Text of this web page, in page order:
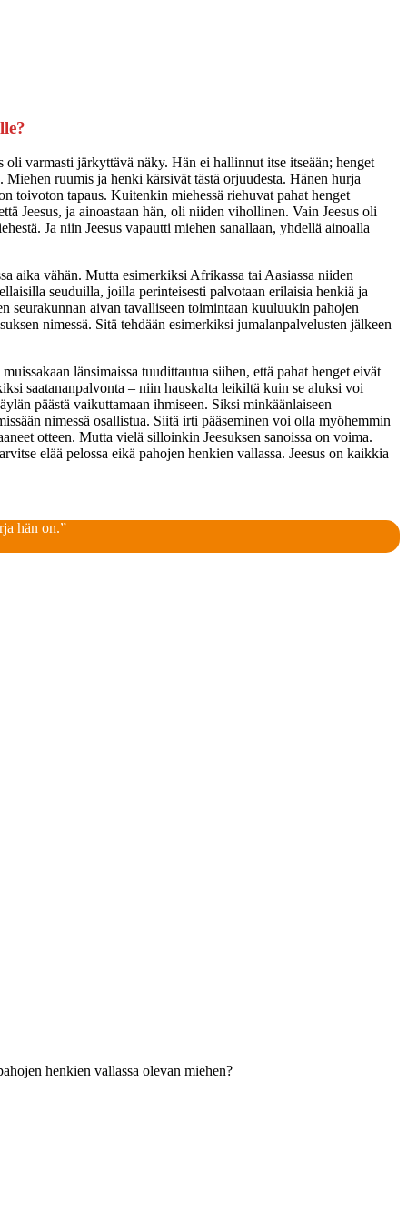
oli varmasti järkyttävä näky. Hän ei hallinnut itse itseään; henget
Miehen ruumis ja henki kärsivät tästä orjuudesta. Hänen hurja
toivoton tapaus. Kuitenkin miehessä riehuvat pahat henget
Jeesus, ja ainoastaan hän, oli niiden vihollinen. Vain Jeesus oli
Ja niin Jeesus vapautti miehen sanallaan, yhdellä ainoalla
aika vähän. Mutta esimerkiksi Afrikassa tai Aasiassa niiden
seuduilla, joilla perinteisesti palvotaan erilaisia henkiä ja
seurakunnan aivan tavalliseen toimintaan kuuluukin pahojen
nimessä. Sitä tehdään esimerkiksi jumalanpalvelusten jälkeen
länsimaissa tuudittautua siihen, että pahat henget eivät
saatananpalvonta – niin hauskalta leikiltä kuin se aluksi voi
päästä vaikuttamaan ihmiseen. Siksi minkäänlaiseen
nimessä osallistua. Siitä irti pääseminen voi olla myöhemmin
otteen. Mutta vielä silloinkin Jeesuksen sanoissa on voima.
elää pelossa eikä pahojen henkien vallassa. Jeesus on kaikkia
hän on.”
henkien vallassa olevan miehen?